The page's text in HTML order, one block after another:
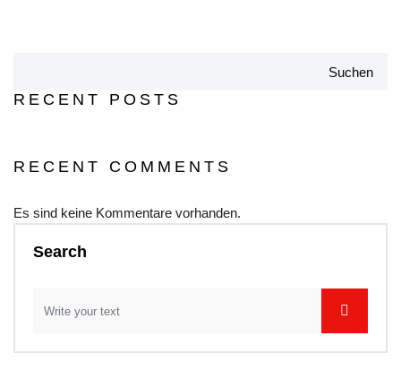
Suchen
RECENT POSTS
RECENT COMMENTS
Es sind keine Kommentare vorhanden.
Search